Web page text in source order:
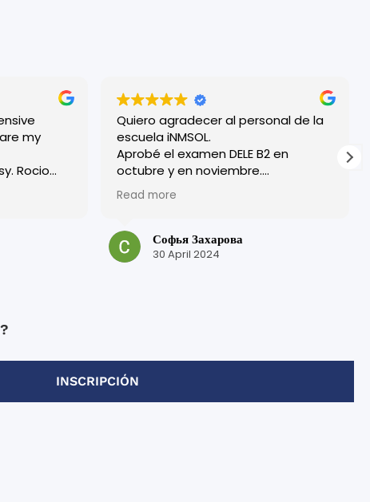
where
get the
the 2
Quiero agradecer al personal de la
escuela iNMSOL.
Aprobé el examen DELE B2 en
octubre y en noviembre.
¡Excelente organización y todos los
profesores son muy amables!
en esta escuela.
¡Muchas gracias por su trabajo y por
Read more
Софья Захарова
30 April 2024
INSCRIPCIÓN